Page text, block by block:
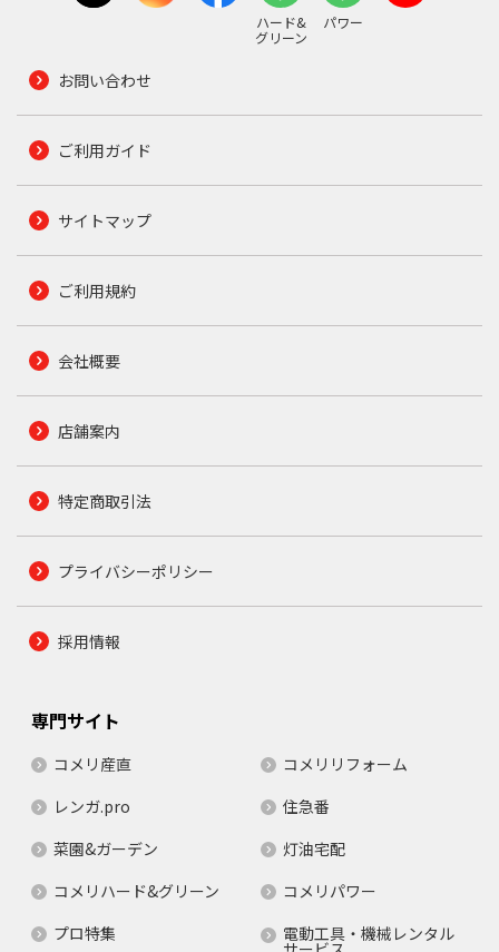
ハード&
グリーン
パワー
お問い合わせ
ご利用ガイド
サイトマップ
ご利用規約
会社概要
店舗案内
特定商取引法
プライバシーポリシー
採用情報
専門サイト
コメリ産直
コメリリフォーム
レンガ.pro
住急番
菜園&ガーデン
灯油宅配
コメリハード&グリーン
コメリパワー
プロ特集
電動工具・機械レンタル